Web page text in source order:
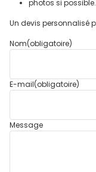
photos si possible.
Un devis personnalisé
Nom(obligatoire)
E-mail(obligatoire)
Message